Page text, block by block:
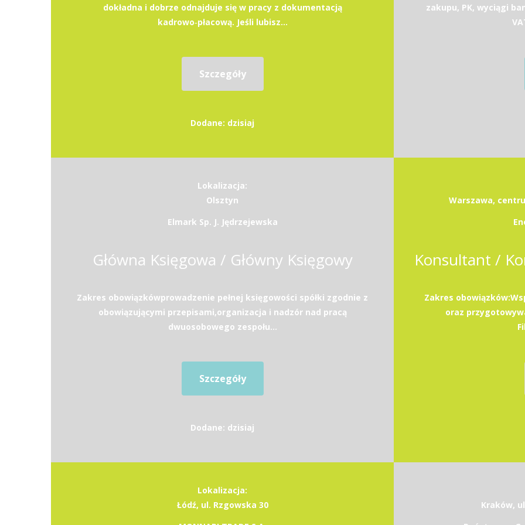
dokładna i dobrze odnajduje się w pracy z dokumentacją
kadrowo‑płacową. Jeśli lubisz...
Szczegóły
Dodane: dzisiaj
zakupu, PK, wyciągi
Lokalizacja:
Olsztyn
Elmark Sp. J. Jędrzejewska
Główna Księgowa / Główny Księgowy
Zakres obowiązkówprowadzenie pełnej księgowości spółki zgodnie z
obowiązującymi przepisami,organizacja i nadzór nad pracą
dwuosobowego zespołu...
Szczegóły
Dodane: dzisiaj
Warszawa,
Zakres
oraz
Lokalizacja:
Łódź, ul. Rzgowska 30
Kraków,